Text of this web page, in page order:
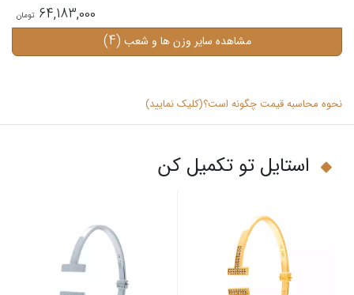
64,183,000
مشاهده سایر وزن ها و شعب (4)
نحوه محاسبه قیمت چگونه است؟(کلیک نمایید)
استایل تو تکمیل کن